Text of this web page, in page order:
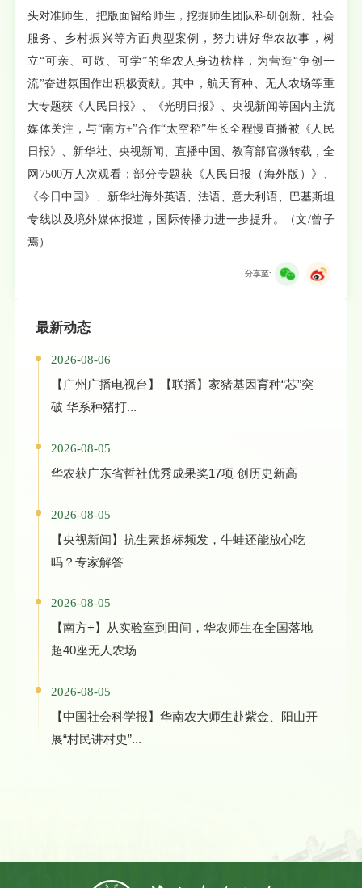
头对准师生、把版面留给师生，挖掘师生团队科研创新、社会
服务、乡村振兴等方面典型案例，努力讲好华农故事，树
立“可亲、可敬、可学”的华农人身边榜样，为营造“争创一
流”奋进氛围作出积极贡献。其中，航天育种、无人农场等重
大专题获《人民日报》、《光明日报》、央视新闻等国内主流
媒体关注，与“南方+”合作“太空稻”生长全程慢直播被《人民
日报》、新华社、央视新闻、直播中国、教育部官微转载，全
网7500万人次观看；部分专题获《人民日报（海外版）》、
《今日中国》、新华社海外英语、法语、意大利语、巴基斯坦
专线以及境外媒体报道，国际传播力进一步提升。（文/曾子
焉）
分享至:
最新动态
2026-08-06
【广州广播电视台】【联播】家猪基因育种“芯”突
破 华系种猪打...
2026-08-05
华农获广东省哲社优秀成果奖17项 创历史新高
2026-08-05
【央视新闻】抗生素超标频发，牛蛙还能放心吃
吗？专家解答
2026-08-05
【南方+】从实验室到田间，华农师生在全国落地
超40座无人农场
2026-08-05
【中国社会科学报】华南农大师生赴紫金、阳山开
展“村民讲村史”...